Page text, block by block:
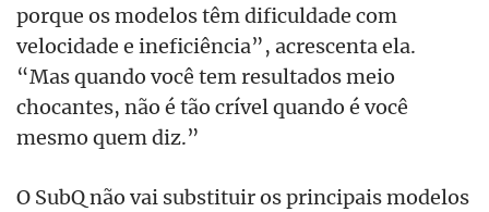
porque os modelos têm dificuldade com
velocidade e ineficiência”, acrescenta ela.
“Mas quando você tem resultados meio
chocantes, não é tão crível quando é você
mesmo quem diz.”
O SubQ não vai substituir os principais modelos